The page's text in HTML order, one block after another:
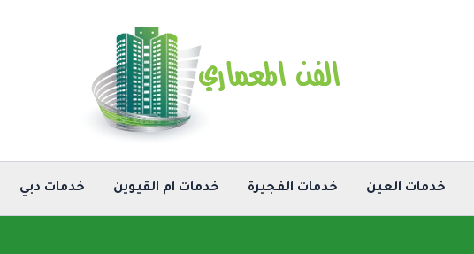
خدمات العين خدمات الفجيرة خدمات ام القيوين خدمات دبي